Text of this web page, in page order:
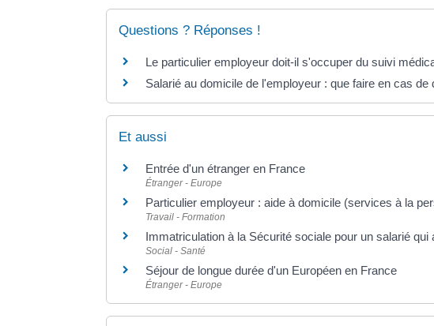
Questions ? Réponses !
Le particulier employeur doit-il s'occuper du suivi
Salarié au domicile de l'employeur : que faire en cas
Et aussi
Entrée d'un étranger en France
Étranger - Europe
Particulier employeur : aide à domicile (services à la
Travail - Formation
Immatriculation à la Sécurité sociale pour un salarié qui
Social - Santé
Séjour de longue durée d'un Européen en France
Étranger - Europe